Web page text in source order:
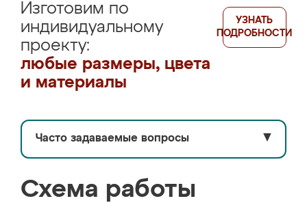
Изготовим по
индивидуальному
проекту:
любые размеры, цвета
и материалы
УЗНАТЬ
ПОДРОБНОСТИ
Часто задаваемые вопросы ▼
Схема работы